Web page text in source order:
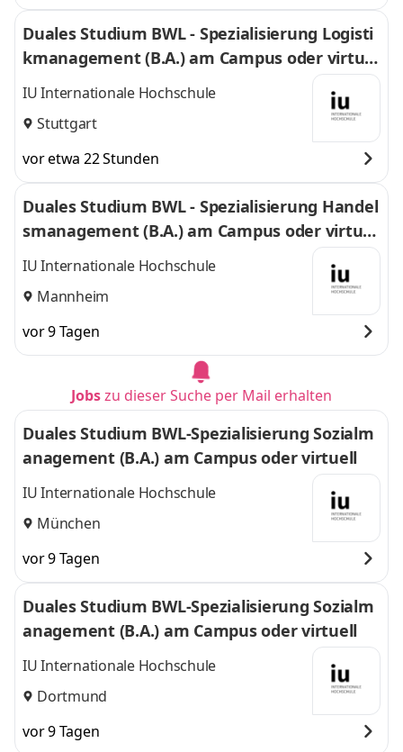
Duales Studium BWL - Spezialisierung Logisti
kmanagement (B.A.) am Campus oder virtuel
l
IU Internationale Hochschule
Stuttgart
vor etwa 22 Stunden
Duales Studium BWL - Spezialisierung Handel
smanagement (B.A.) am Campus oder virtuel
l
IU Internationale Hochschule
Mannheim
vor 9 Tagen
Jobszu dieser Suche per Mail erhalten
Duales Studium BWL-Spezialisierung Sozialm
anagement (B.A.) am Campus oder virtuell
IU Internationale Hochschule
München
vor 9 Tagen
Duales Studium BWL-Spezialisierung Sozialm
anagement (B.A.) am Campus oder virtuell
IU Internationale Hochschule
Dortmund
vor 9 Tagen